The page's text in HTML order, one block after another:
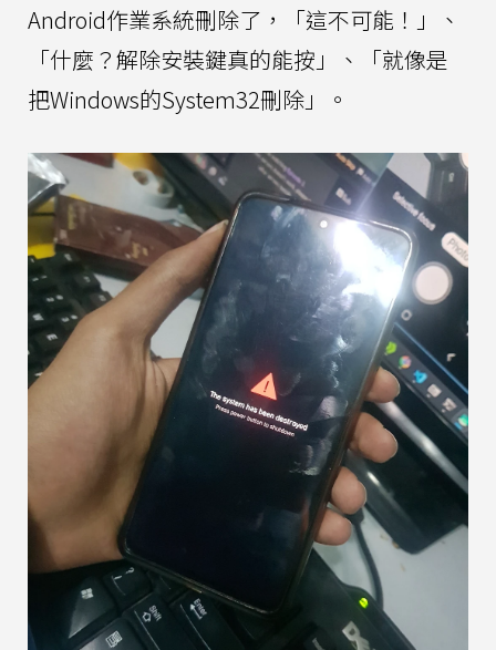
Android作業系統刪除了，「這不可能！」、
「什麼？解除安裝鍵真的能按」、「就像是
把Windows的System32刪除」。